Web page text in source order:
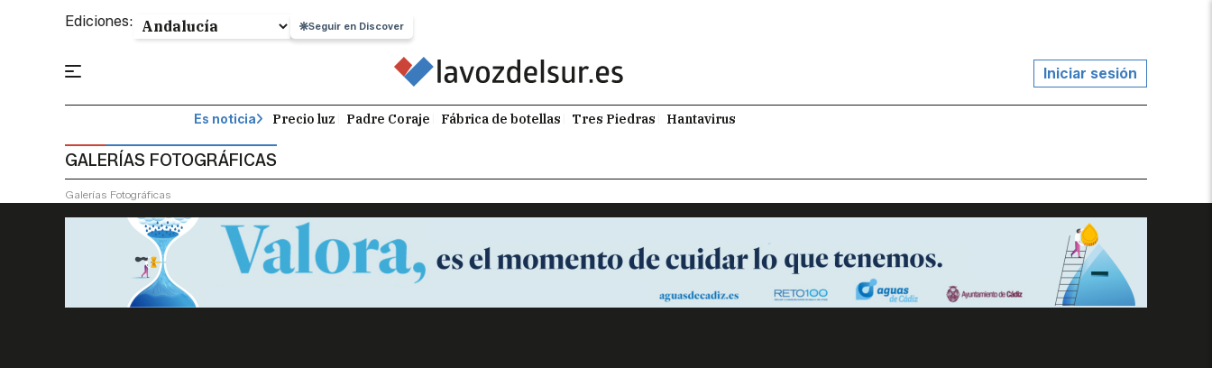
Ediciones: Seguir en Discover
Iniciar sesión
Es noticia Precio luz Padre Coraje Fábrica de botellas Tres Piedras Hantavirus
GALERÍAS FOTOGRÁFICAS
Galerías Fotográficas